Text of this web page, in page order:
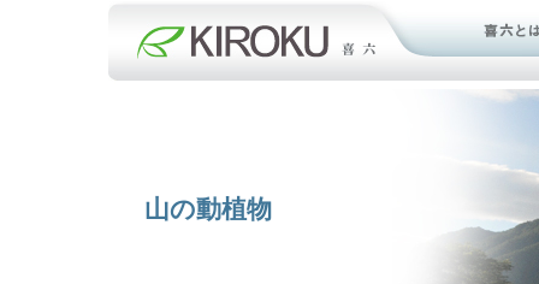
山の動植物